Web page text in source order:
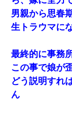
男親から思春
生トラウマに
最終的に事務
この事で娘が
どう説明すれ
ん